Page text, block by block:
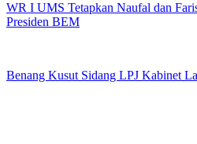
WR I UMS Tetapkan Naufal dan
Presiden BEM
Benang Kusut Sidang LPJ Kabinet